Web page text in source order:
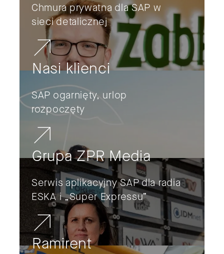
Chmura prywatna dla SAP w
sieci detalicznej
Nasi klienci
SAP ogarnięty, urlop
rozpoczęty
Grupa ZPR Media
Serwis aplikacyjny SAP dla radia
ESKA i „Super Expressu”
Ramirent